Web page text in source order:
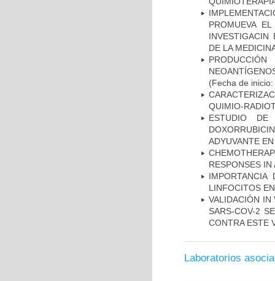
PROMUEVA
INVESTIGACIN
DE LA
(Fecha de
QUIMIO-
ESTUDIO DE
ADYUVANTE
RESPONSES IN
LINFOCITOS
VALIDACIÓN IN
SARS-COV-2
CONTRA ESTE
Laboratorios